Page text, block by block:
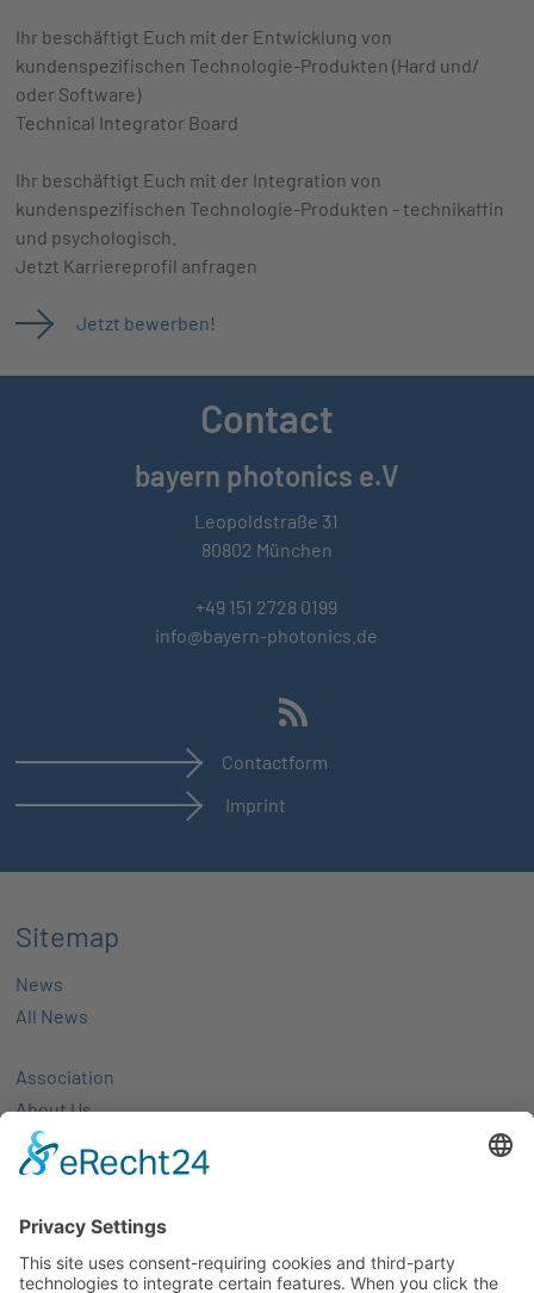
Ihr beschäftigt Euch mit der Entwicklung von
kundenspezifischen Technologie-Produkten (Hard und/
oder Software)
Technical Integrator Board
Ihr beschäftigt Euch mit der Integration von
kundenspezifischen Technologie-Produkten - technikaffin
und psychologisch.
Jetzt Karriereprofil anfragen
Jetzt bewerben!
Contact
bayern photonics e.V
Leopoldstraße 31
80802 München
+49 151 2728 0199
info@bayern-photonics.de
Contactform
Imprint
Sitemap
News
All News
Association
About Us
Activities
Members
Partner-networks